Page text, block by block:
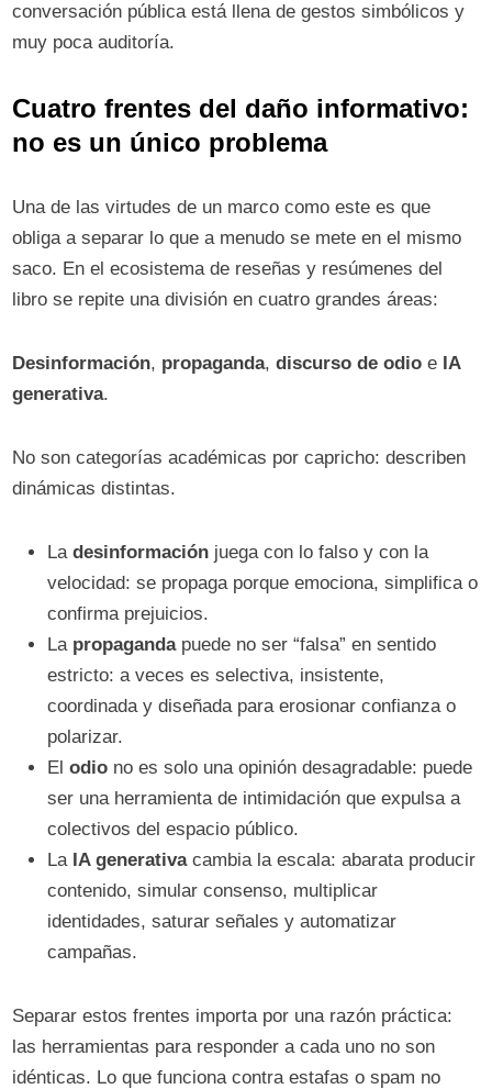
conversación pública está llena de gestos simbólicos y
muy poca auditoría.
Cuatro frentes del daño informativo:
no es un único problema
Una de las virtudes de un marco como este es que
obliga a separar lo que a menudo se mete en el mismo
saco. En el ecosistema de reseñas y resúmenes del
libro se repite una división en cuatro grandes áreas:
Desinformación, propaganda,discurso de odio e IA
generativa.
No son categorías académicas por capricho: describen
dinámicas distintas.
Ladesinformación juega con lo falso y con la
velocidad: se propaga porque emociona, simplifica o
confirma prejuicios.
La propagandapuede no ser “falsa” en sentido
estricto: a veces es selectiva, insistente,
coordinada y diseñada para erosionar confianza o
polarizar.
Elodio no es solo una opinión desagradable: puede
ser una herramienta de intimidación que expulsa a
colectivos del espacio público.
La IA generativacambia la escala: abarata producir
contenido, simular consenso, multiplicar
identidades, saturar señales y automatizar
campañas.
Separar estos frentes importa por una razón práctica:
las herramientas para responder a cada uno no son
idénticas. Lo que funciona contra estafas o spam no